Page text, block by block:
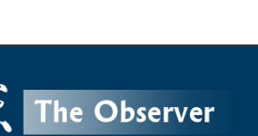
，便進行了該新市鎮的開發。台
院的興建、中山高林口交流道
建，皆帶動了林口地區的第一